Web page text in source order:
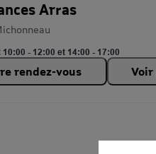
Arras
- 12:00 et 14:00 - 17:00
rendez-vous Voir